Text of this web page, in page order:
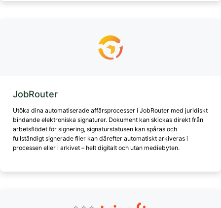
JobRouter
Utöka dina automatiserade affärsprocesser i JobRouter med juridiskt
bindande elektroniska signaturer. Dokument kan skickas direkt från
arbetsflödet för signering, signaturstatusen kan spåras och
fullständigt signerade filer kan därefter automatiskt arkiveras i
processen eller i arkivet – helt digitalt och utan mediebyten.